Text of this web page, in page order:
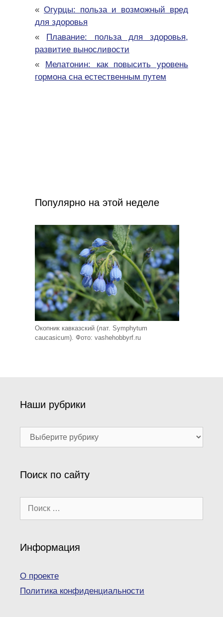
« Огурцы: польза и возможный вред
для здоровья
« Плавание: польза для здоровья,
развитие выносливости
« Мелатонин: как повысить уровень
гормона сна естественным путем
Популярно на этой неделе
Окопник кавказский (лат. Symphytum
caucasicum). Фото: vashehobbyrf.ru
Наши рубрики
Наши
рубрики
Поиск по сайту
Поиск:
Информация
О проекте
Политика конфиденциальности